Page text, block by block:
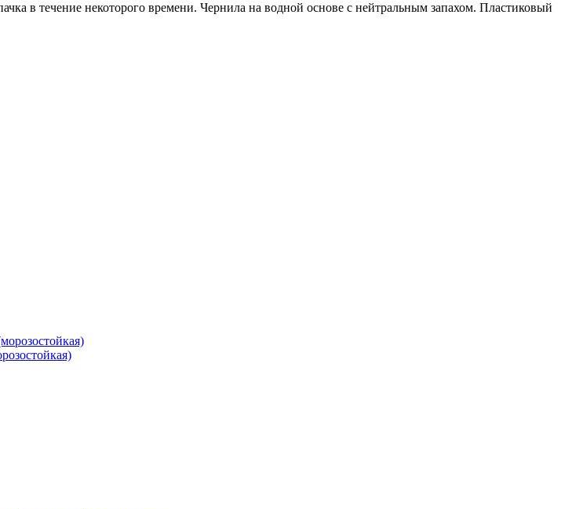
в течение некоторого времени. Чернила на водной основе с нейтральным запахом. Пластиковый